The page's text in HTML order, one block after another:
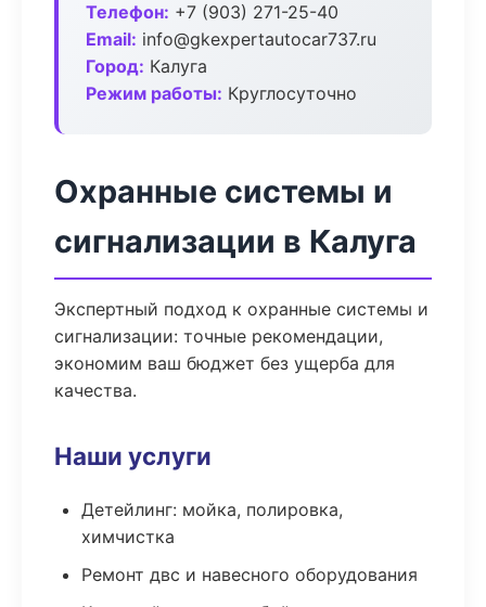
Телефон: +7 (903) 271-25-40
Email: info@gkexpertautocar737.ru
Город: Калуга
Режим работы: Круглосуточно
Охранные системы и
сигнализации в Калуга
Экспертный подход к охранные системы и
сигнализации: точные рекомендации,
экономим ваш бюджет без ущерба для
качества.
Наши услуги
Детейлинг: мойка, полировка,
химчистка
Ремонт двс и навесного оборудования